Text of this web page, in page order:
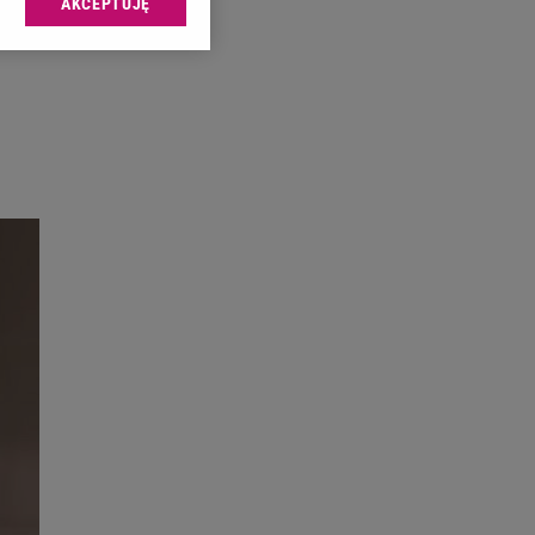
sp. z o.o., jej
Zmiana ustawień
celów identyfikacji.
reklam i treści,